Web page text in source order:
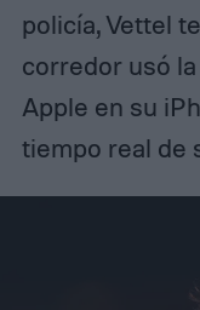
policía, Vettel
corredor usó
Apple en su
tiempo real de